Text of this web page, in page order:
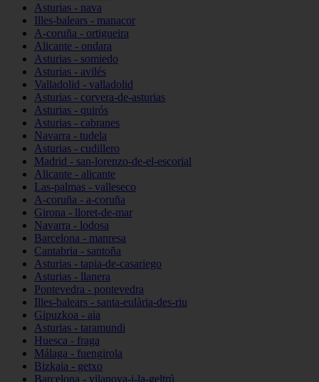
Asturias - nava
Illes-balears - manacor
A-coruña - ortigueira
Alicante - ondara
Asturias - somiedo
Asturias - avilés
Valladolid - valladolid
Asturias - corvera-de-asturias
Asturias - quirós
Asturias - cabranes
Navarra - tudela
Asturias - cudillero
Madrid - san-lorenzo-de-el-escorial
Alicante - alicante
Las-palmas - valleseco
A-coruña - a-coruña
Girona - lloret-de-mar
Navarra - lodosa
Barcelona - manresa
Cantabria - santoña
Asturias - tapia-de-casariego
Asturias - llanera
Pontevedra - pontevedra
Illes-balears - santa-eulària-des-riu
Gipuzkoa - aia
Asturias - taramundi
Huesca - fraga
Málaga - fuengirola
Bizkaia - getxo
Barcelona - vilanova-i-la-geltrú